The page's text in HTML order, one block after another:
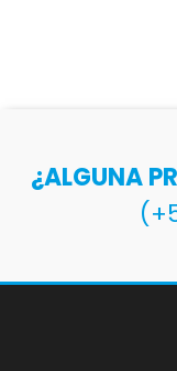
¿ALGUNA